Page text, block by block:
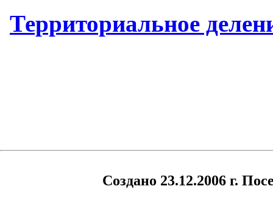
Территориальное
Создано 23.12.2006 г.